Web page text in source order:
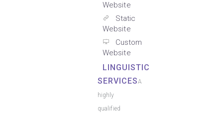
Website
Static
Website
Custom
Website
LINGUISTIC
SERVICESA
highly
qualified